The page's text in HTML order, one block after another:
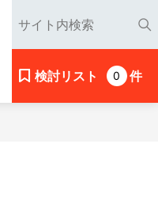
検討リスト 0 件